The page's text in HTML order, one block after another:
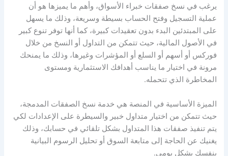
يرغب في نسخ صفقات خبراء الأسواق، وأهم ما يميزها هو أن
عملية التسجيل وفتح الحساب بسيطة وسريعة، وذلك ما يسهل
على المبتدئين البدء بدون تعقيدات كبيرة، كما أنها توفر تنوع كبير
في الأصول المالية، حيث تتمكن من التداول أو النسخ من خلال
فوركس أو أسهم أو السلع أو المؤشرات وغيرها، وذلك ما يمنحك
مرونة في اختيار ما يناسب أهدافك الاستثمارية ومستوى
المخاطرة الذي تتحمله.
الميزة الأساسية في المنصة هي خدمة نسخ الصفقات المدمجة،
حيث تتمكن من اختيار متداول خبير والسيطرة على الإعدادات لكي
يتم تنفيذ صفقات هذا المتداول بشكل تلقائي في حسابك، وذلك
يغنيك عن الحاجة إلى متابعة السوق أو تحليل الرسوم البيانية
بنفسك بشكل يومي.